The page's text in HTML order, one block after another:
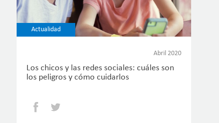
Actualidad
Abril 2020
Los chicos y las redes sociales: cuáles son
los peligros y cómo cuidarlos
Facebook